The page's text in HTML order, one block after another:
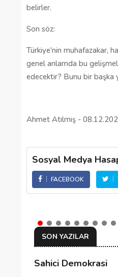
belirler.
Son söz:
Türkiye'nin muhafazakar,
genel anlamda bu
edecektir? Bunu bir başka
Ahmet Atılmış -
Sosyal Medya
FACEBOOK
SON YAZILAR
Sahici Demokrasi